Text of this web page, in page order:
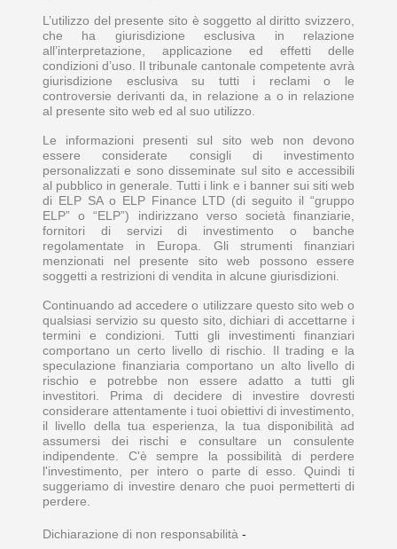
L’utilizzo del presente sito è soggetto al diritto svizzero,
che ha giurisdizione esclusiva in relazione
all’interpretazione, applicazione ed effetti delle
condizioni d’uso. Il tribunale cantonale competente avrà
giurisdizione esclusiva su tutti i reclami o le
controversie derivanti da, in relazione a o in relazione
al presente sito web ed al suo utilizzo.
Le informazioni presenti sul sito web non devono
essere considerate consigli di investimento
personalizzati e sono disseminate sul sito e accessibili
al pubblico in generale. Tutti i link e i banner sui siti web
di ELP SA o ELP Finance LTD (di seguito il “gruppo
ELP” o “ELP”) indirizzano verso società finanziarie,
fornitori di servizi di investimento o banche
regolamentate in Europa. Gli strumenti finanziari
menzionati nel presente sito web possono essere
soggetti a restrizioni di vendita in alcune giurisdizioni.
Continuando ad accedere o utilizzare questo sito web o
qualsiasi servizio su questo sito, dichiari di accettarne i
termini e condizioni. Tutti gli investimenti finanziari
comportano un certo livello di rischio. Il trading e la
speculazione finanziaria comportano un alto livello di
rischio e potrebbe non essere adatto a tutti gli
investitori. Prima di decidere di investire dovresti
considerare attentamente i tuoi obiettivi di investimento,
il livello della tua esperienza, la tua disponibilità ad
assumersi dei rischi e consultare un consulente
indipendente. C'è sempre la possibilità di perdere
l'investimento, per intero o parte di esso. Quindi ti
suggeriamo di investire denaro che puoi permetterti di
perdere.
Dichiarazione di non responsabilità -